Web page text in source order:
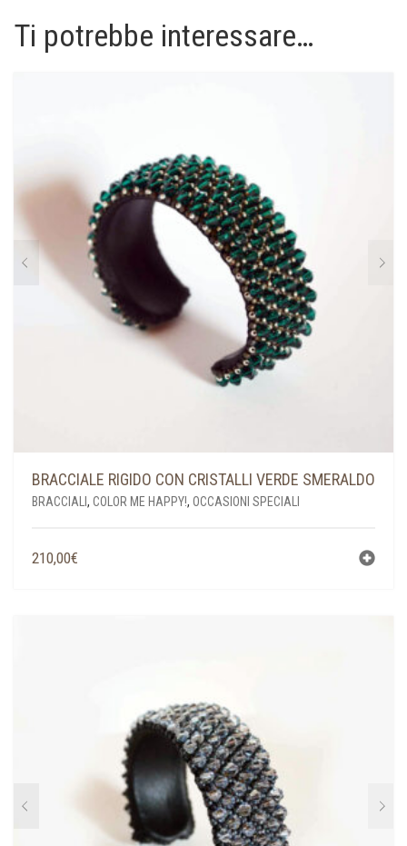
Ti potrebbe interessare…
BRACCIALE RIGIDO CON CRISTALLI VERDE SMERALDO
BRACCIALI , COLOR ME HAPPY!, OCCASIONI SPECIALI
210,00€